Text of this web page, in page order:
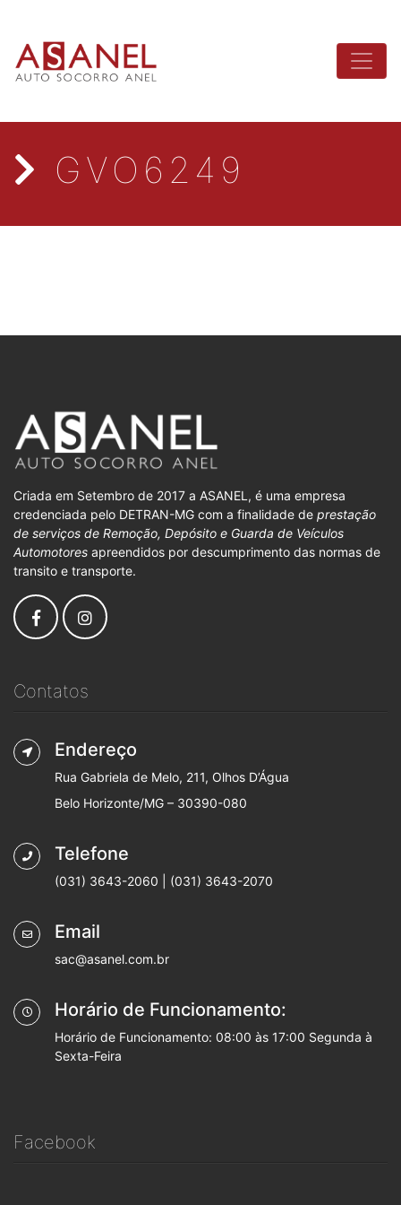
GVO6249
Criada em Setembro de 2017 a ASANEL, é uma empresa
credenciada pelo DETRAN-MG com a finalidade de prestação
de serviços de Remoção, Depósito e Guarda de Veículos
Automotores apreendidos por descumprimento das normas de
transito e transporte.
Contatos
Endereço
Rua Gabriela de Melo, 211, Olhos D’Água
Belo Horizonte/MG – 30390-080
Telefone
(031) 3643-2060 | (031) 3643-2070
Email
sac@asanel.com.br
Horário de Funcionamento:
Horário de Funcionamento: 08:00 às 17:00 Segunda à
Sexta-Feira
Facebook